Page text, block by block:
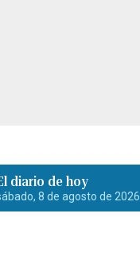
diario de hoy
8 de agosto de 2026